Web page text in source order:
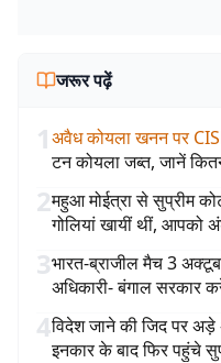
जरूर पढ़ें
1अवैध कोयला खनन पर
टन कोयला जब्त, जानें
2महुआ मोईत्रा से सुप्रीम
गोलियां खायीं थीं, आपको
3भारत-ब्राजील मैच 3
अधिकारी- बंगाल सरकार
4विदेश जाने की जिद पर अड़े
इनकार के बाद फिर पहुंचे